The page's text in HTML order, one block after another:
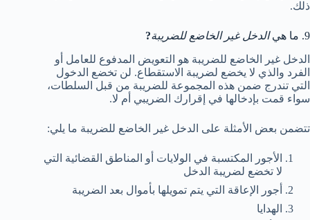
ذلك.
9. ما هي الدخل غير الخاضع للضريبة?
الدخل غير الخاضع للضريبة هو التعويض المدفوع للعامل أو
الفرد والذي لا يخضع لضريبة الاستقطاع. لن تخضع الدخول
التي تندرج ضمن هذه المجموعة للضريبة من قبل السلطات،
سواء قمت بإدخالها في إقرارك الضريبي أم لا.
تتضمن بعض الأمثلة على الدخل غير الخاضع للضريبة ما يلي:
الأجور المكتسبة في الولايات أو المناطق القضائية التي
لا تخضع لضريبة الدخل
أجور الإعاقة التي يتم تمويلها بأموال بعد الضريبة
الهدايا